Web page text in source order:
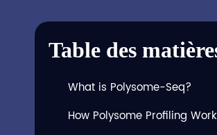
Table des
What is Polysome-Seq?
How Polysome Profiling